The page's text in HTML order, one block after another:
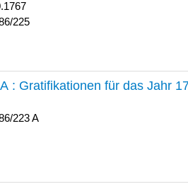
225
: Gratifikationen für das Jahr
223 A